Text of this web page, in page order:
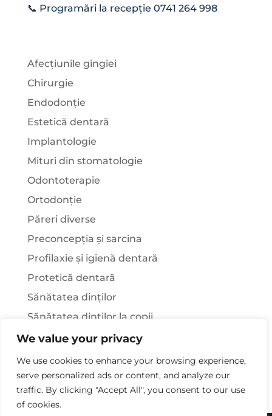
We value your privacy
We use cookies to enhance your browsing experience,
serve personalized ads or content, and analyze our
traffic. By clicking "Accept All", you consent to our use
of cookies.
📞 Programări la recepție 0741 264 998
Afecțiunile gingiei
Chirurgie
Endodonție
Estetică dentară
Implantologie
Mituri din stomatologie
Odontoterapie
Ortodonție
Păreri diverse
Preconcepția și sarcina
Profilaxie și igienă dentară
Protetică dentară
Sănătatea dinților
Sănătatea dinților la copii
Știați că…?
Tratamentul stomatologic la pacienții cu
afecțiuni sistemice